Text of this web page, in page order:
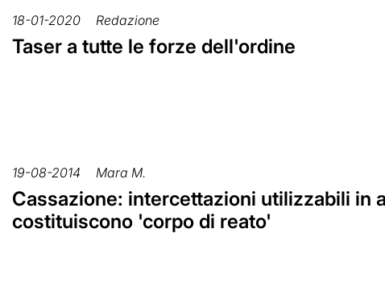
18-01-2020 Redazione
Taser a tutte le forze dell'ordine
19-08-2014 Mara M.
Cassazione: intercettazioni utilizzabili in
costituiscono 'corpo di reato'